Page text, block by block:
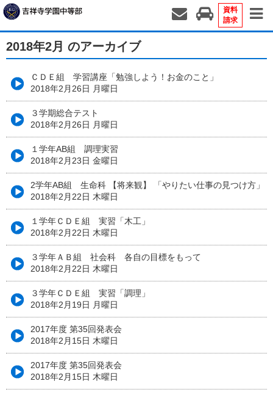
資料
請求
2018年2月 のアーカイブ
ＣＤＥ組 学習講座「勉強しよう！お金のこと」
2018年2月26日 月曜日
３学期総合テスト
2018年2月26日 月曜日
１学年AB組 調理実習
2018年2月23日 金曜日
2学年AB組 生命科 【将来観】 「やりたい仕事の見つけ方」
2018年2月22日 木曜日
１学年ＣＤＥ組 実習「木工」
2018年2月22日 木曜日
３学年ＡＢ組 社会科 各自の目標をもって
2018年2月22日 木曜日
３学年ＣＤＥ組 実習「調理」
2018年2月19日 月曜日
2017年度 第35回発表会
2018年2月15日 木曜日
2017年度 第35回発表会
2018年2月15日 木曜日